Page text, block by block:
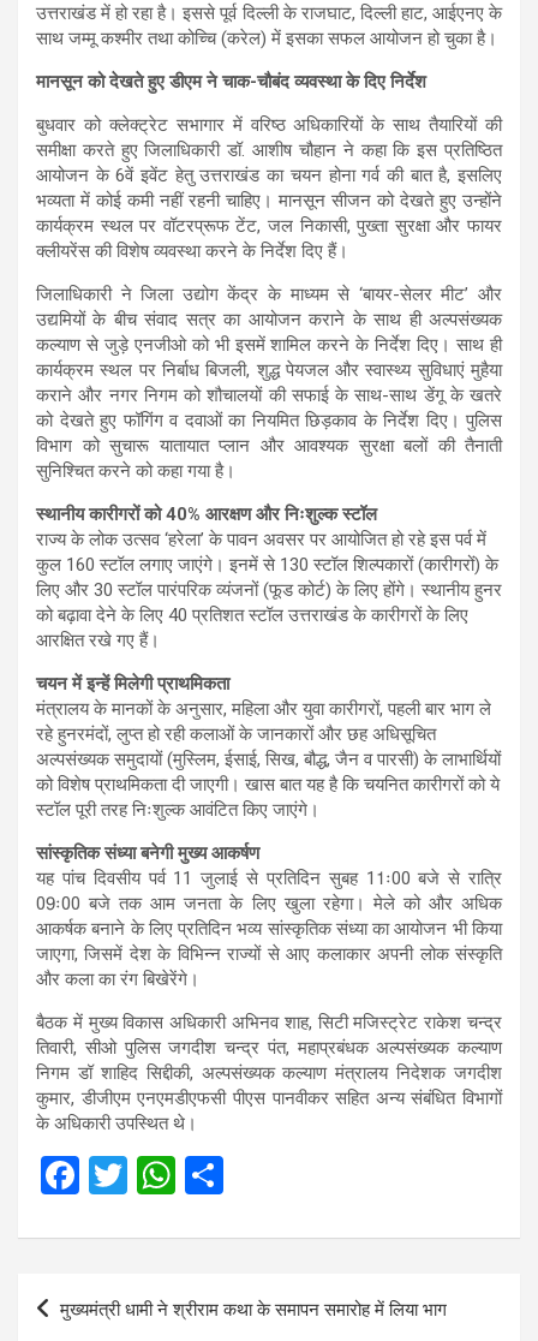
उत्तराखंड में हो रहा है। इससे पूर्व दिल्ली के राजघाट, दिल्ली हाट, आईएनए के
साथ जम्मू कश्मीर तथा कोच्चि (करेल) में इसका सफल आयोजन हो चुका है।
मानसून को देखते हुए डीएम ने चाक-चौबंद व्यवस्था के दिए निर्देश
बुधवार को क्लेक्ट्रेट सभागार में वरिष्ठ अधिकारियों के साथ तैयारियों की
समीक्षा करते हुए जिलाधिकारी डॉ. आशीष चौहान ने कहा कि इस प्रतिष्ठित
आयोजन के 6वें इवेंट हेतु उत्तराखंड का चयन होना गर्व की बात है, इसलिए
भव्यता में कोई कमी नहीं रहनी चाहिए। मानसून सीजन को देखते हुए उन्होंने
कार्यक्रम स्थल पर वॉटरप्रूफ टेंट, जल निकासी, पुख्ता सुरक्षा और फायर
क्लीयरेंस की विशेष व्यवस्था करने के निर्देश दिए हैं।
जिलाधिकारी ने जिला उद्योग केंद्र के माध्यम से ‘बायर-सेलर मीट’ और
उद्यमियों के बीच संवाद सत्र का आयोजन कराने के साथ ही अल्पसंख्यक
कल्याण से जुड़े एनजीओ को भी इसमें शामिल करने के निर्देश दिए। साथ ही
कार्यक्रम स्थल पर निर्बाध बिजली, शुद्ध पेयजल और स्वास्थ्य सुविधाएं मुहैया
कराने और नगर निगम को शौचालयों की सफाई के साथ-साथ डेंगू के खतरे
को देखते हुए फॉगिंग व दवाओं का नियमित छिड़काव के निर्देश दिए। पुलिस
विभाग को सुचारू यातायात प्लान और आवश्यक सुरक्षा बलों की तैनाती
सुनिश्चित करने को कहा गया है।
स्थानीय कारीगरों को 40% आरक्षण और निःशुल्क स्टॉल
राज्य के लोक उत्सव ‘हरेला’ के पावन अवसर पर आयोजित हो रहे इस पर्व में
कुल 160 स्टॉल लगाए जाएंगे। इनमें से 130 स्टॉल शिल्पकारों (कारीगरों) के
लिए और 30 स्टॉल पारंपरिक व्यंजनों (फूड कोर्ट) के लिए होंगे। स्थानीय हुनर
को बढ़ावा देने के लिए 40 प्रतिशत स्टॉल उत्तराखंड के कारीगरों के लिए
आरक्षित रखे गए हैं।
चयन में इन्हें मिलेगी प्राथमिकता
मंत्रालय के मानकों के अनुसार, महिला और युवा कारीगरों, पहली बार भाग ले
रहे हुनरमंदों, लुप्त हो रही कलाओं के जानकारों और छह अधिसूचित
अल्पसंख्यक समुदायों (मुस्लिम, ईसाई, सिख, बौद्ध, जैन व पारसी) के लाभार्थियों
को विशेष प्राथमिकता दी जाएगी। खास बात यह है कि चयनित कारीगरों को ये
स्टॉल पूरी तरह निःशुल्क आवंटित किए जाएंगे।
सांस्कृतिक संध्या बनेगी मुख्य आकर्षण
यह पांच दिवसीय पर्व 11 जुलाई से प्रतिदिन सुबह 11ः00 बजे से रात्रि
09ः00 बजे तक आम जनता के लिए खुला रहेगा। मेले को और अधिक
आकर्षक बनाने के लिए प्रतिदिन भव्य सांस्कृतिक संध्या का आयोजन भी किया
जाएगा, जिसमें देश के विभिन्न राज्यों से आए कलाकार अपनी लोक संस्कृति
और कला का रंग बिखेरेंगे।
बैठक में मुख्य विकास अधिकारी अभिनव शाह, सिटी मजिस्ट्रेट राकेश चन्द्र
तिवारी, सीओ पुलिस जगदीश चन्द्र पंत, महाप्रबंधक अल्पसंख्यक कल्याण
निगम डॉ शाहिद सिद्दीकी, अल्पसंख्यक कल्याण मंत्रालय निदेशक जगदीश
कुमार, डीजीएम एनएमडीएफसी पीएस पानवीकर सहित अन्य संबंधित विभागों
के अधिकारी उपस्थित थे।
F
ce
b
o
T
tt
er
W
at
s
A
ar
Post
navigation
मुख्यमंत्री धामी ने श्रीराम कथा के समापन समारोह में लिया भाग